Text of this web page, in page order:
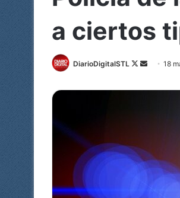
a ciertos
DiarioDigitalSTL
Follow
X
Send
email
18